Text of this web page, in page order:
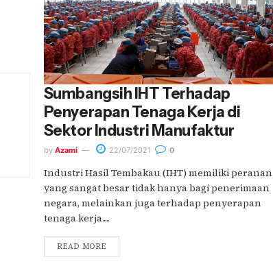
Sumbangsih IHT Terhadap
Penyerapan Tenaga Kerja di
Sektor Industri Manufaktur
by Azami 22/07/2021 0
Industri Hasil Tembakau (IHT) memiliki peranan
yang sangat besar tidak hanya bagi penerimaan
negara, melainkan juga terhadap penyerapan
tenaga kerja.....
READ MORE